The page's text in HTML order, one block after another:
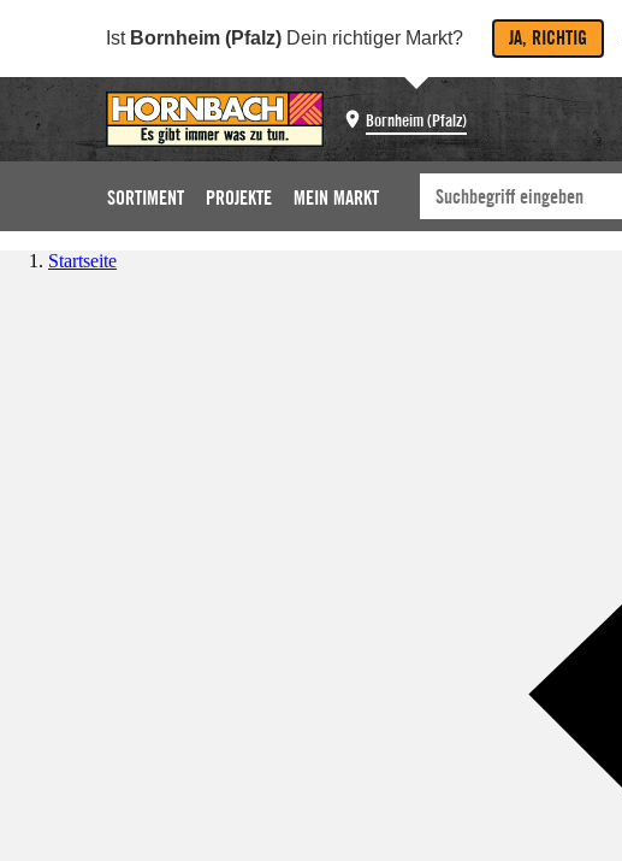
Ist Bornheim (Pfalz) Dein richtiger Markt? JA, RICHTIG
Bornheim (Pfalz)
SORTIMENT PROJEKTE MEIN MARKT
Startseite